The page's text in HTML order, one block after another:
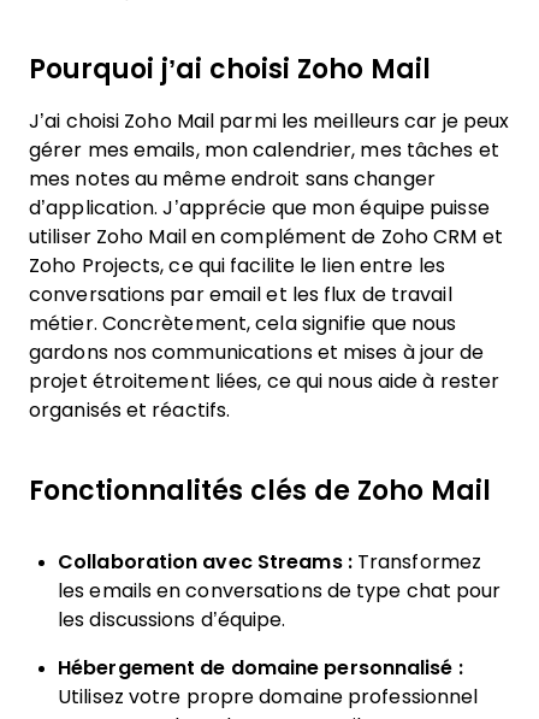
Pourquoi j’ai choisi Zoho Mail
J’ai choisi Zoho Mail parmi les meilleurs car je peux
gérer mes emails, mon calendrier, mes tâches et
mes notes au même endroit sans changer
d’application. J’apprécie que mon équipe puisse
utiliser Zoho Mail en complément de Zoho CRM et
Zoho Projects, ce qui facilite le lien entre les
conversations par email et les flux de travail
métier. Concrètement, cela signifie que nous
gardons nos communications et mises à jour de
projet étroitement liées, ce qui nous aide à rester
organisés et réactifs.
Fonctionnalités clés de Zoho Mail
Collaboration avec Streams :Transformez
les emails en conversations de type chat pour
les discussions d’équipe.
Hébergement de domaine personnalisé :
Utilisez votre propre domaine professionnel